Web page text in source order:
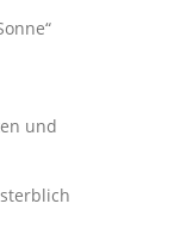
und